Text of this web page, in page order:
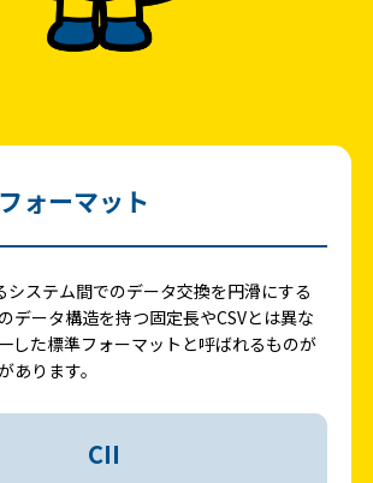
ォーマット
システム間でのデータ交換を円滑にする
データ構造を持つ固定長やCSVとは異な
した標準フォーマットと呼ばれるものが
あります。
CII